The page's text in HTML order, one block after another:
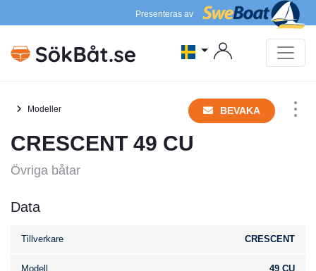
Presenteras av
Modeller BEVAKA
CRESCENT 49 CU
Övriga båtar
Data
Tillverkare CRESCENT
Modell 49 CU